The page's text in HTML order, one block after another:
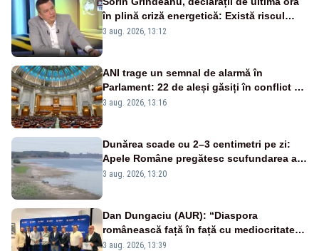
în plină criză energetică: Există riscul
închiderii Grupului 2 de la Cernavodă
3 aug. 2026, 13:12
ANI trage un semnal de alarmă în
Parlament: 22 de aleși găsiți în conflict de
interese au rămas în funcții
3 aug. 2026, 13:16
Dunărea scade cu 2–3 centimetri pe zi:
Apele Române pregătesc scufundarea a
patru barje pentru a asigura răcirea
3 aug. 2026, 13:20
Dan Dungaciu (AUR): “Diaspora
românească față în față cu mediocritatea
statului român”
3 aug. 2026, 13:39